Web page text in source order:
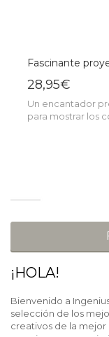
Fascinante
28,95€
Un encantador
para mostrar los
¡HOLA!
Bienvenido a
selección de los
creativos de la mejor